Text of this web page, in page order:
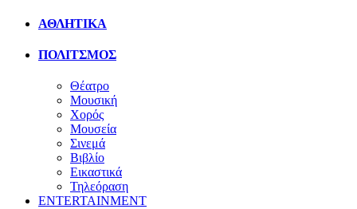
ΑΘΛΗΤΙΚΑ
ΠΟΛΙΤΣΜΟΣ
Θέατρο
Μουσική
Χορός
Μουσεία
Σινεμά
Βιβλίο
Εικαστικά
Τηλεόραση
ENTERTAINMENT